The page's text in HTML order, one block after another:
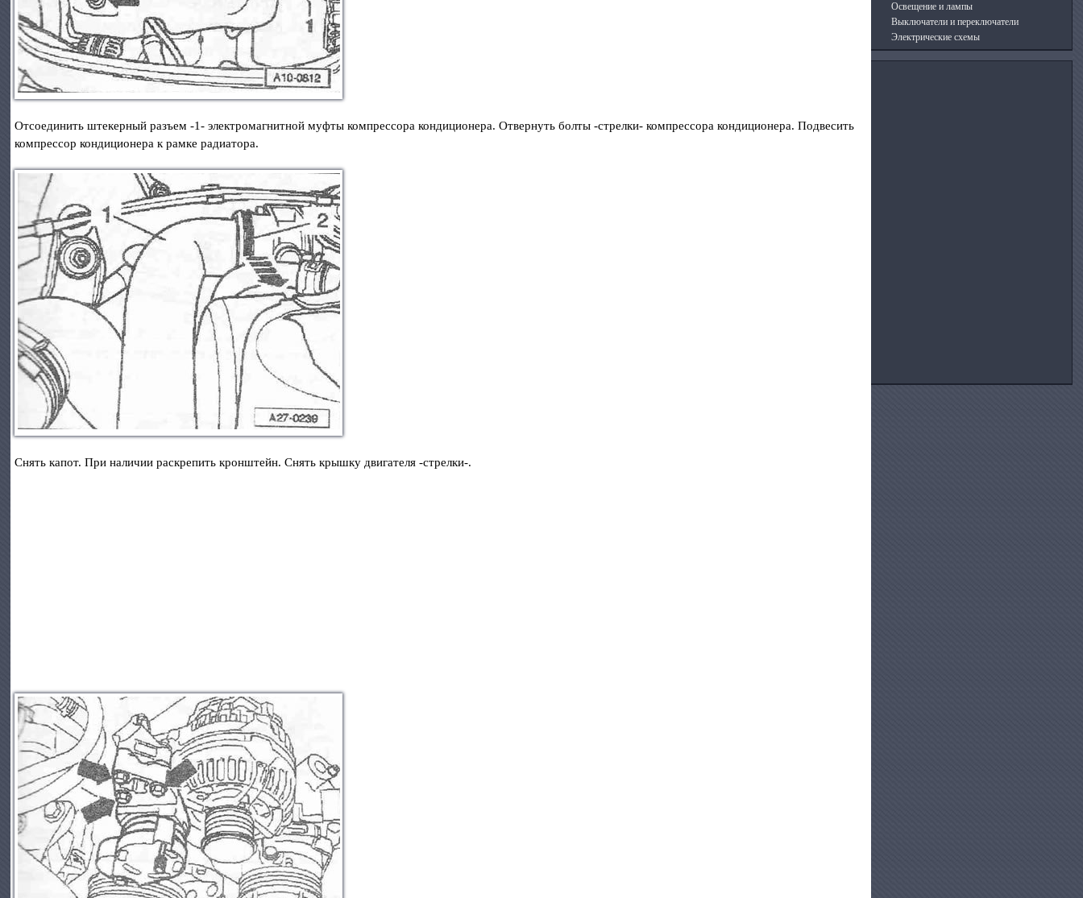
Отсоединить штекерный разъем -1- электромагнитной муфты компрессора кондиционера. Отвернуть болты -стрелки- компрессора кондиционера. Подвесить
компрессор кондиционера к рамке радиатора.
Снять капот. При наличии раскрепить кронштейн. Снять крышку двигателя -стрелки-.
Освещение и лампы
Выключатели и переключатели
Электрические схемы